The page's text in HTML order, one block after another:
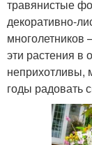
травянистые
декоративно-
многолетников
эти растения в
неприхотливы,
годы радовать